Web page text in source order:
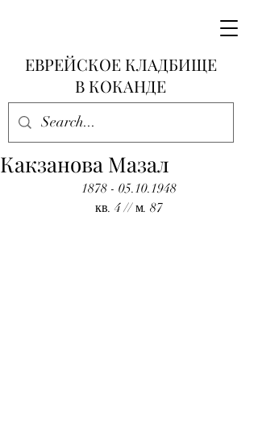
ЕВРЕЙСКОЕ КЛАДБИЩЕ
В КОКАНДЕ
Какзанова Мазал
1878 - 05.10.1948
кв. 4 // м. 87